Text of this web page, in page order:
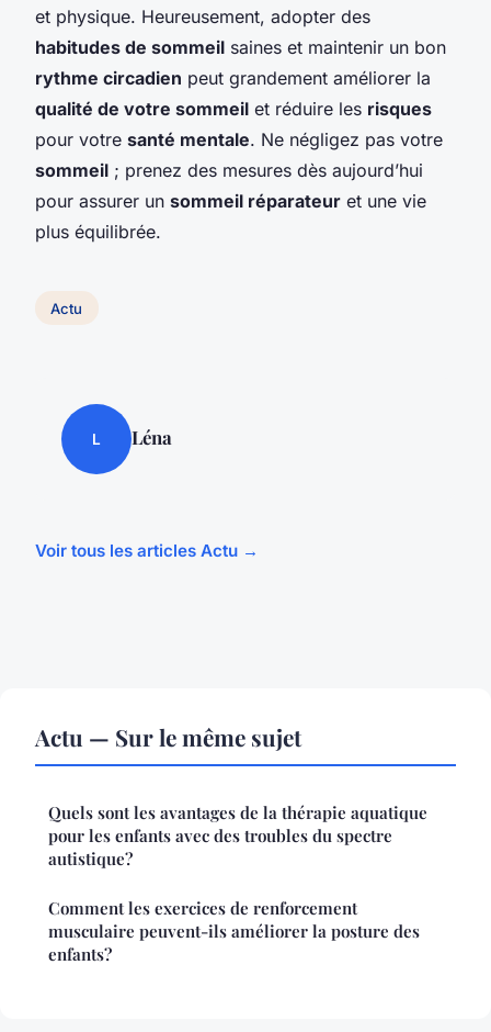
et physique. Heureusement, adopter des
habitudes de sommeil saines et maintenir un bon
rythme circadien peut grandement améliorer la
qualité de votre sommeil et réduire les risques
pour votre santé mentale. Ne négligez pas votre
sommeil ; prenez des mesures dès aujourd’hui
pour assurer un sommeil réparateur et une vie
plus équilibrée.
Actu
L Léna
Voir tous les articles Actu →
Actu — Sur le même sujet
Quels sont les avantages de la thérapie aquatique
pour les enfants avec des troubles du spectre
autistique?
Comment les exercices de renforcement
musculaire peuvent-ils améliorer la posture des
enfants?